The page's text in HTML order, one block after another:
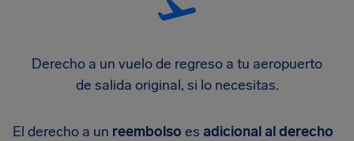
Derecho a un vuelo de regreso a tu aeropuerto
de salida original, si lo necesitas.
El derecho a un reembolso es adicional al derecho